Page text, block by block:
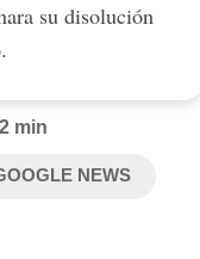
su disolución
2 min
NEWS